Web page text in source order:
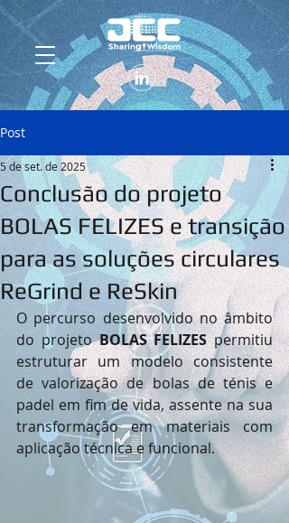
Post
Conclusão do projeto
BOLAS FELIZES e transição
para as soluções circulares
ReGrind e ReSkin
5 de set. de 2025
O percurso desenvolvido no âmbito
do projeto BOLAS FELIZES permitiu
estruturar um modelo consistente
de valorização de bolas de ténis e
padel em fim de vida, assente na sua
transformação em materiais com
aplicação técnica e funcional.